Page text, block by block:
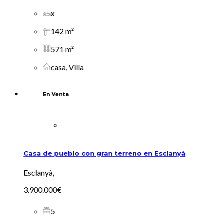
x
142 m²
571 m²
casa, Villa
En Venta
Casa de pueblo con gran terreno en Esclanyà
Esclanyà,
3.900.000€
5